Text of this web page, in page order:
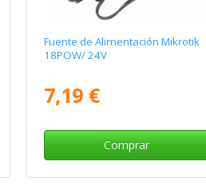
Fuente de Alimentación Mikrotik
18POW/ 24V
7,19 €
Comprar